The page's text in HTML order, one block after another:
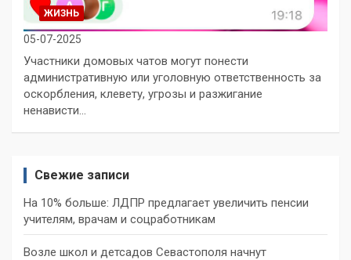
ЖИЗНЬ
05-07-2025
Участники домовых чатов могут понести
административную или уголовную ответственность за
оскорбления, клевету, угрозы и разжигание
ненависти…
Свежие записи
На 10% больше: ЛДПР предлагает увеличить пенсии
учителям, врачам и соцработникам
Возле школ и детсадов Севастополя начнут